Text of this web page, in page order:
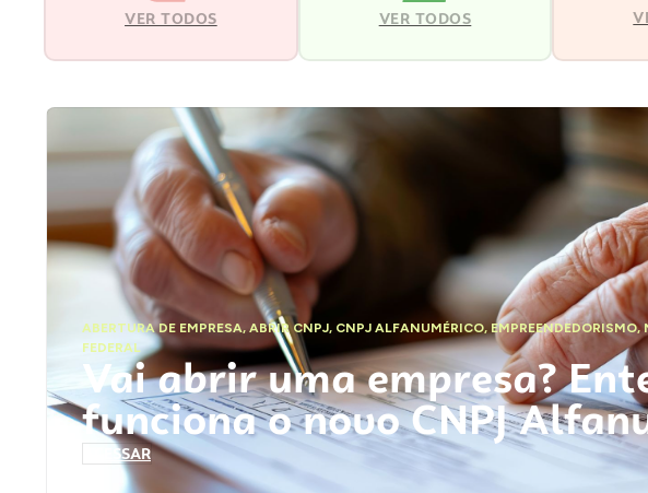
VER TODOS VER TODOS
ABERTURA DE EMPRESA,ABRIR CNPJ, CNPJ ALFANUMÉRICO, EMPREENDEDORISMO,
FEDERAL
Vai abrir uma empresa?
funciona o novo CNPJ
ACESSAR